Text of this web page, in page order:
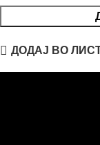
ДОДАЈ ВО